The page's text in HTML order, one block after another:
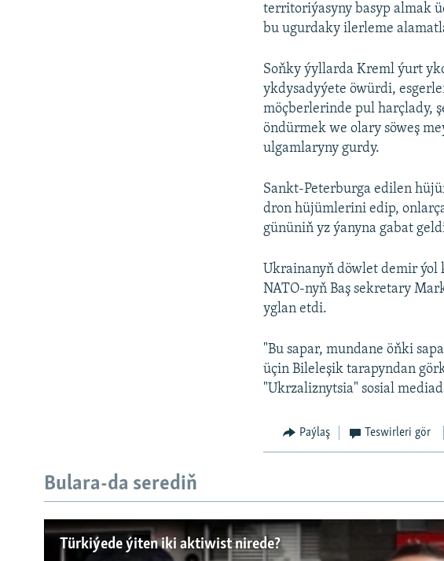
Русский
territoriýasyny basyp almak
bu ugurdaky ilerleme
Soňky ýyllarda Kreml ýurt
ykdysadyýete öwürdi,
möçberlerinde pul harçlady,
öndürmek we olary söweş
ulgamlaryny gurdy.
Sankt-Peterburga edilen
dron hüjümlerini edip,
gününiň yz ýanyna gabat
Ukrainanyň döwlet demir ýol
NATO-nyň Baş sekretary
yglan etdi.
"Bu sapar, mundane öňki
üçin Bileleşik tarapyndan
"Ukrzaliznytsia" sosial
Paýlaş Teswirleri gör
Bulara-da serediň
Türkiýede ýiten iki aktiwist nirede?